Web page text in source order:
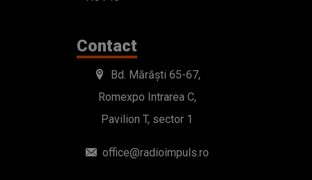
LIVE : 0754-222.999
WhatsApp: 0754-222.999